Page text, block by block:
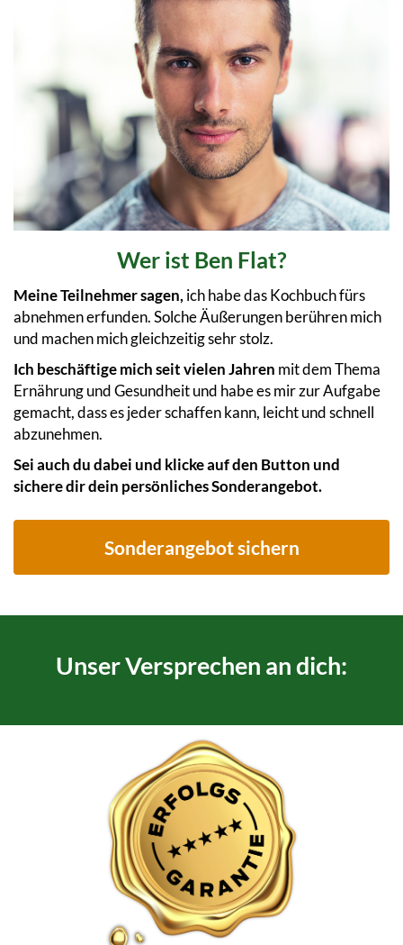
Wer ist Ben Flat?
Meine Teilnehmer sagen, ich habe das Kochbuch fürs
abnehmen erfunden. Solche Äußerungen berühren mich
und machen mich gleichzeitig sehr stolz.
Ich beschäftige mich seit vielen Jahren mit dem Thema
Ernährung und Gesundheit und habe es mir zur Aufgabe
gemacht, dass es jeder schaffen kann, leicht und schnell
abzunehmen.
Sei auch du dabei und klicke auf den Button und
sichere dir dein persönliches Sonderangebot.
Sonderangebot sichern
Unser Versprechen an dich: